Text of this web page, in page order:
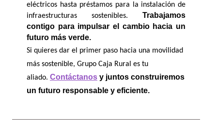
eléctricos hasta préstamos para la instalación de
infraestructuras sostenibles. Trabajamos
contigo para impulsar el cambio hacia un
futuro más verde.
Si quieres dar el primer paso hacia una movilidad
más sostenible, Grupo Caja Rural es tu
aliado. Contáctanos y juntos construiremos
un futuro responsable y eficiente.